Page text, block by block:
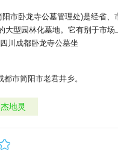
市卧龙寺公墓管理处)是经省、
大型园林化墓地。它有别于市
川成都卧龙寺公墓坐
都市简阳市老君井乡。
杰地灵